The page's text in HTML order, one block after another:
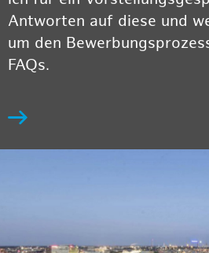
Antworten auf diese und
um den
FAQs.